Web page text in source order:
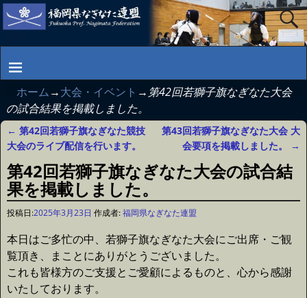
ホーム→大会・イベント → 第42回若獅子旗なぎなた大会
の試合結果を掲載しました。
投稿ナビゲーション
← 第42回若獅子旗なぎなた競技
大会のライブ配信を行います。
第43回若獅子旗なぎなた大会 大
会要項を掲載しました。
→
第42回若獅子旗なぎなた大会の試合結
果を掲載しました。
投稿日:2025年3月23日 作成者:福岡県なぎなた連盟
本日はご多忙の中、若獅子旗なぎなた大会にご出席・ご観
覧頂き、まことにありがとうございました。
これも皆様方のご支援とご愛顧によるものと、心から感謝
いたしております。